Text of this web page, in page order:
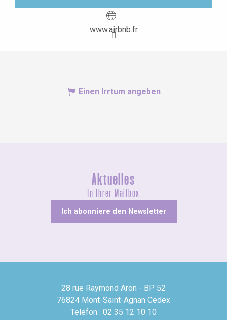
www.airbnb.fr
Einen Irrtum angeben
Aktuelles
In Ihrer Mailbox
Ich abonniere den Newsletter
28 rue Raymond Aron - BP 52
76824 Mont-Saint-Agnan Cedex
Telefon : 02 35 12 10 10